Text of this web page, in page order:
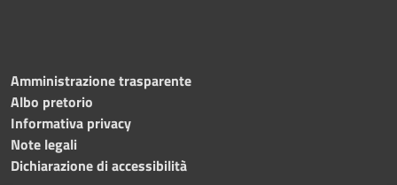
Amministrazione trasparente
Albo pretorio
Informativa privacy
Note legali
Dichiarazione di accessibilità